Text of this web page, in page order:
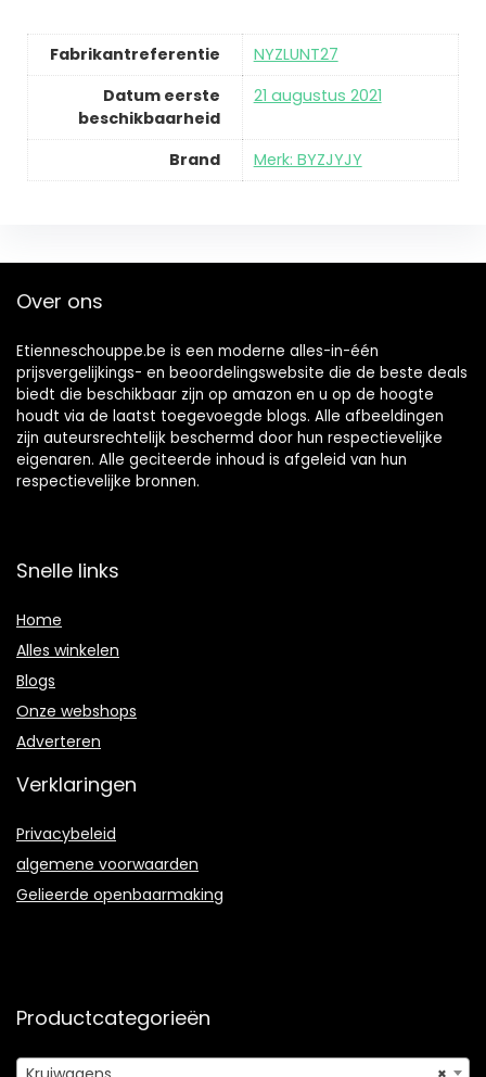
Fabrikantreferentie
NYZLUNT27
Datum eerste
beschikbaarheid
21 augustus 2021
Brand Merk: BYZJYJY
Over ons
Etienneschouppe.be is een moderne alles-in-één
prijsvergelijkings- en beoordelingswebsite die de beste deals
biedt die beschikbaar zijn op amazon en u op de hoogte
houdt via de laatst toegevoegde blogs. Alle afbeeldingen
zijn auteursrechtelijk beschermd door hun respectievelijke
eigenaren. Alle geciteerde inhoud is afgeleid van hun
respectievelijke bronnen.
Snelle links
Home
Alles winkelen
Blogs
Onze webshops
Adverteren
Verklaringen
Privacybeleid
algemene voorwaarden
Gelieerde openbaarmaking
Productcategorieën